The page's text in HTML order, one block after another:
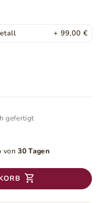
+ 99,00 €
gefertigt
von 30 Tagen